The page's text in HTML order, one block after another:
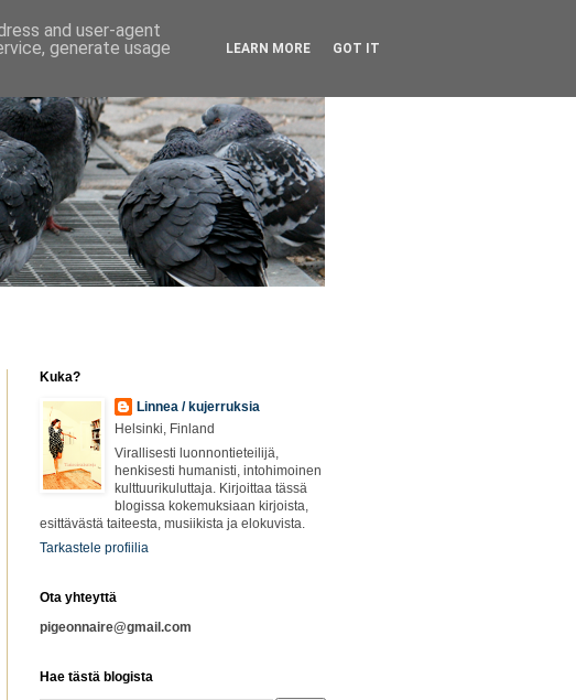
Kuka?
Linnea / kujerruksia
Helsinki, Finland
Virallisesti luonnontieteilijä,
henkisesti humanisti, intohimoinen
kulttuurikuluttaja. Kirjoittaa tässä
blogissa kokemuksiaan kirjoista,
esittävästä taiteesta, musiikista ja elokuvista.
Tarkastele profiilia
Ota yhteyttä
pigeonnaire@gmail.com
Hae tästä blogista
and user-agent
generate usage
LEARN MORE GOT IT